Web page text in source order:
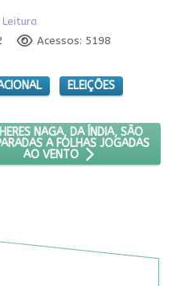
Leitura
Acessos: 5198
ELEIÇÕES
RADICAL E FEMINISMO
ARTIGO: MULHERES NAGA,
NAGA, DA ÍNDIA, SÃO
A FOLHAS JOGADAS
AO VENTO